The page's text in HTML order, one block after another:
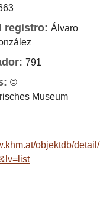
registro:Álvaro
791
©
Museum
objektdb/